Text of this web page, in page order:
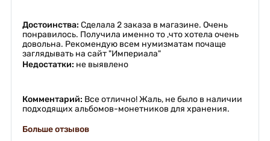
Достоинства: Сделала 2 заказа в магазине. Очень
понравилось. Получила именно то ,что хотела очень
довольна. Рекомендую всем нумизматам почаще
заглядывать на сайт "Империала"
Недостатки: не выявлено
Комментарий: Все отлично! Жаль, не было в наличии
подходящих альбомов-монетников для хранения.
Больше отзывов